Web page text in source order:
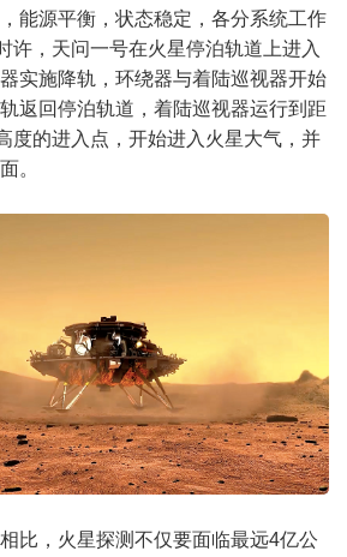
能源平衡，状态稳定，各分系统工作
许，天问一号在火星停泊轨道上进入
实施降轨，环绕器与着陆巡视器开始
返回停泊轨道，着陆巡视器运行到距
度的进入点，开始进入火星大气，并
。
比，火星探测不仅要面临最远4亿公